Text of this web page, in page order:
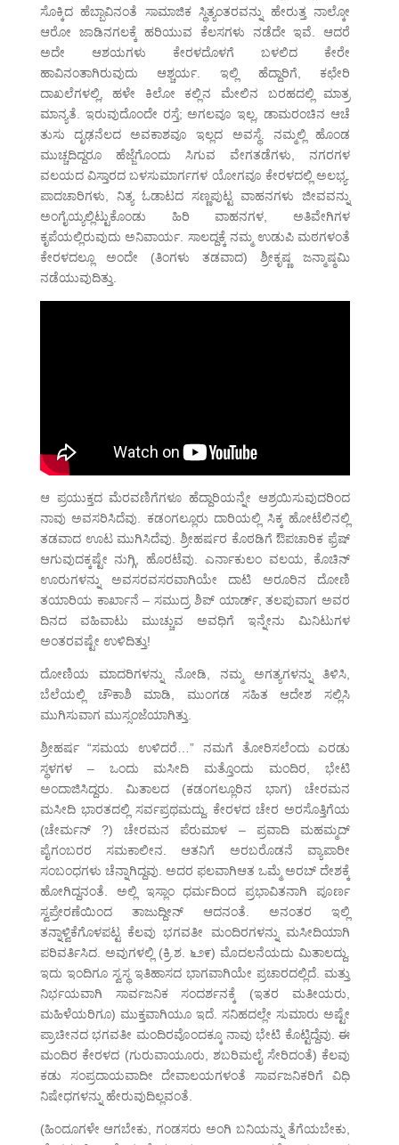
ಸೊಕ್ಕಿದ ಹೆಬ್ಬಾವಿನಂತೆ ಸಾಮಾಜಿಕ ಸ್ಥಿತ್ಯಂತರವನ್ನು ಹೇರುತ್ತ ನಾಲ್ಕೋ
ಆರೋ ಜಾಡಿನಗಲಕ್ಕೆ ಹರಿಯುವ ಕೆಲಸಗಳು ನಡೆದೇ ಇವೆ. ಆದರೆ
ಅದೇ ಆಶಯಗಳು ಕೇರಳದೊಳಗೆ ಬಳಲಿದ ಕೇರೇ
ಹಾವಿನಂತಾಗಿರುವುದು ಆಶ್ಚರ್ಯ. ಇಲ್ಲಿ ಹೆದ್ದಾರಿಗೆ, ಕಛೇರಿ
ದಾಖಲೆಗಳಲ್ಲಿ, ಹಳೇ ಕಿಲೋ ಕಲ್ಲಿನ ಮೇಲಿನ ಬರಹದಲ್ಲಿ ಮಾತ್ರ
ಮಾನ್ಯತೆ. ಇರುವುದೊಂದೇ ರಸ್ತೆ; ಅಗಲವೂ ಇಲ್ಲ, ಡಾಮರಂಚಿನ ಆಚೆ
ತುಸು ದೃಢನೆಲದ ಅವಕಾಶವೂ ಇಲ್ಲದ ಅವಸ್ಥೆ. ನಮ್ಮಲ್ಲಿ ಹೊಂಡ
ಮುಚ್ಚದಿದ್ದರೂ ಹೆಜ್ಜೆಗೊಂದು ಸಿಗುವ ವೇಗತಡೆಗಳು, ನಗರಗಳ
ವಲಯದ ವಿಸ್ತಾರದ ಬಳಸುಮಾರ್ಗಗಳ ಯೋಗವೂ ಕೇರಳದಲ್ಲಿ ಅಲಭ್ಯ.
ಪಾದಚಾರಿಗಳು, ನಿತ್ಯ ಓಡಾಟದ ಸಣ್ಣಪುಟ್ಟ ವಾಹನಗಳು ಜೀವವನ್ನು
ಅಂಗೈಯ್ಯಲ್ಲಿಟ್ಟುಕೊಂಡು ಹಿರಿ ವಾಹನಗಳ, ಅತಿವೇಗಿಗಳ
ಕೃಪೆಯಲ್ಲಿರುವುದು ಅನಿವಾರ್ಯ. ಸಾಲದ್ದಕ್ಕೆ ನಮ್ಮ ಉಡುಪಿ ಮಠಗಳಂತೆ
ಕೇರಳದಲ್ಲೂ ಅಂದೇ (ತಿಂಗಳು ತಡವಾದ) ಶ್ರೀಕೃಷ್ಣ ಜನ್ಮಾಷ್ಠಮಿ
ನಡೆಯುವುದಿತ್ತು.
ಆ ಪ್ರಯುಕ್ತದ ಮೆರವಣಿಗೆಗಳೂ ಹೆದ್ದಾರಿಯನ್ನೇ ಆಶ್ರಯಿಸುವುದರಿಂದ
ನಾವು ಅವಸರಿಸಿದೆವು. ಕಡಂಗಲ್ಲೂರು ದಾರಿಯಲ್ಲಿ ಸಿಕ್ಕ ಹೋಟೆಲಿನಲ್ಲಿ
ತಡವಾದ ಊಟ ಮುಗಿಸಿದೆವು. ಶ್ರೀಹರ್ಷರ ಕೊಠಡಿಗೆ ಔಪಚಾರಿಕ ಫ್ರೆಷ್
ಆಗುವುದಕ್ಕಷ್ಟೇ ನುಗ್ಗಿ, ಹೊರಟೆವು. ಎರ್ನಾಕುಲಂ ವಲಯ, ಕೊಚಿನ್
ಊರುಗಳನ್ನು ಅವಸರವಸರವಾಗಿಯೇ ದಾಟಿ ಅರೂರಿನ ದೋಣಿ
ತಯಾರಿಯ ಕಾರ್ಖಾನೆ – ಸಮುದ್ರ ಶಿಪ್ ಯಾರ್ಡ್, ತಲಪುವಾಗ ಅವರ
ದಿನದ ವಹಿವಾಟು ಮುಚ್ಚುವ ಅವಧಿಗೆ ಇನ್ನೇನು ಮಿನಿಟುಗಳ
ಅಂತರವಷ್ಟೇ ಉಳಿದಿತ್ತು!
ದೋಣಿಯ ಮಾದರಿಗಳನ್ನು ನೋಡಿ, ನಮ್ಮ ಅಗತ್ಯಗಳನ್ನು ತಿಳಿಸಿ,
ಬೆಲೆಯಲ್ಲಿ ಚೌಕಾಶಿ ಮಾಡಿ, ಮುಂಗಡ ಸಹಿತ ಆದೇಶ ಸಲ್ಲಿಸಿ
ಮುಗಿಸುವಾಗ ಮುಸ್ಸಂಜೆಯಾಗಿತ್ತು.
ಶ್ರೀಹರ್ಷ “ಸಮಯ ಉಳಿದರೆ…” ನಮಗೆ ತೋರಿಸಲೆಂದು ಎರಡು
ಸ್ಥಳಗಳ – ಒಂದು ಮಸೀದಿ ಮತ್ತೊಂದು ಮಂದಿರ, ಭೇಟಿ
ಅಂದಾಜಿಸಿದ್ದರು. ಮಿತಾಲದ (ಕಡಂಗಲ್ಲೂರಿನ ಭಾಗ) ಚೇರಮನ
ಮಸೀದಿ ಭಾರತದಲ್ಲಿ ಸರ್ವಪ್ರಥಮದ್ದು. ಕೇರಳದ ಚೇರ ಅರಸೊತ್ತಿಗೆಯ
(ಚೇರ್ಮನ್ ?) ಚೇರಮನ ಪೆರುಮಾಳ – ಪ್ರವಾದಿ ಮಹಮ್ಮದ್
ಪೈಗಂಬರರ ಸಮಕಾಲೀನ. ಆತನಿಗೆ ಅರಬರೊಡನೆ ವ್ಯಾಪಾರೀ
ಸಂಬಂಧಗಳು ಚೆನ್ನಾಗಿದ್ದವು. ಅದರ ಫಲವಾಗಿಆತ ಒಮ್ಮೆ ಅರಬ್ ದೇಶಕ್ಕೆ
ಹೋಗಿದ್ದನಂತೆ. ಅಲ್ಲಿ ಇಸ್ಲಾಂ ಧರ್ಮದಿಂದ ಪ್ರಭಾವಿತನಾಗಿ ಪೂರ್ಣ
ಸ್ವಪ್ರೇರಣೆಯಿಂದ ತಾಜುದ್ದೀನ್ ಆದನಂತೆ. ಅನಂತರ ಇಲ್ಲಿ
ತನ್ನಾಳ್ವಿಕೆಗೊಳಪಟ್ಟ ಕೆಲವು ಭಗವತೀ ಮಂದಿರಗಳನ್ನು ಮಸೀದಿಯಾಗಿ
ಪರಿವರ್ತಿಸಿದ. ಅವುಗಳಲ್ಲಿ (ಕ್ರಿ.ಶ. ೬೨೯) ಮೊದಲನೆಯದು ಮಿತಾಲದ್ದು.
ಇದು ಇಂದಿಗೂ ಸ್ವಸ್ಥ ಇತಿಹಾಸದ ಭಾಗವಾಗಿಯೇ ಪ್ರಚಾರದಲ್ಲಿದೆ. ಮತ್ತು
ನಿರ್ಭಯವಾಗಿ ಸಾರ್ವಜನಿಕ ಸಂದರ್ಶನಕ್ಕೆ (ಇತರ ಮತೀಯರು,
ಮಹಿಳೆಯರಿಗೂ) ಮುಕ್ತವಾಗಿಯೂ ಇದೆ. ಸನಿಹದಲ್ಲೇ ಸುಮಾರು ಅಷ್ಟೇ
ಪ್ರಾಚೀನದ ಭಗವತೀ ಮಂದಿರವೊಂದಕ್ಕೂ ನಾವು ಭೇಟಿ ಕೊಟ್ಟಿದ್ದೆವು. ಈ
ಮಂದಿರ ಕೇರಳದ (ಗುರುವಾಯೂರು, ಶಬರಿಮಲೈ ಸೇರಿದಂತೆ) ಕೆಲವು
ಕಡು ಸಂಪ್ರದಾಯವಾದೀ ದೇವಾಲಯಗಳಂತೆ ಸಾರ್ವಜನಿಕರಿಗೆ ವಿಧಿ
ನಿಷೇಧಗಳನ್ನು ಹೇರುವುದಿಲ್ಲವಂತೆ.
(ಹಿಂದೂಗಳೇ ಆಗಬೇಕು, ಗಂಡಸರು ಅಂಗಿ ಬನಿಯನ್ನು ತೆಗೆಯಬೇಕು,